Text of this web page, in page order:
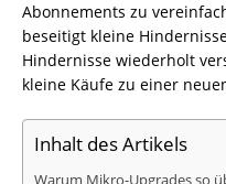
Abonnements zu
beseitigt kleine
Hindernisse wiederholt
kleine Käufe zu einer
Inhalt des Artikels